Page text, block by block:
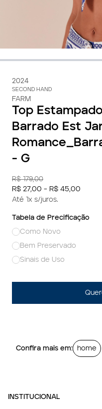
2024
SECOND HAND
FARM
Top
Barrado Est
- G
R$ 179,00
R$ 27,00 - R$ 45,00
Até 1x s/juros.
Tabela de Precificação
Como Novo
Bem Preservado
Sinais de Uso
Confira mais em: home
INSTITUCIONAL